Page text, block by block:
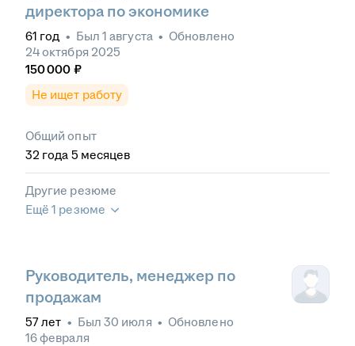
директора по экономике
61 год • Был 1 августа • Обновлено
24 октября 2025
150 000 ₽
Не ищет работу
Общий опыт
32 года 5 месяцев
Другие резюме
Ещё 1 резюме
Руководитель, менеджер по
продажам
57лет • Был 30 июля • Обновлено
16 февраля